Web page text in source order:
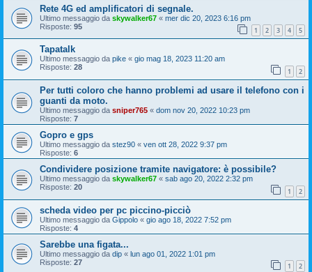
Rete 4G ed amplificatori di segnale.
Ultimo messaggio da skywalker67 « mer dic 20, 2023 6:16 pm
Risposte: 95 1 2 3 4 5
Tapatalk
Ultimo messaggio da pike « gio mag 18, 2023 11:20 am
Risposte: 28 1 2
Per tutti coloro che hanno problemi ad usare il telefono con i
guanti da moto.
Ultimo messaggio da sniper765 « dom nov 20, 2022 10:23 pm
Risposte: 7
Gopro e gps
Ultimo messaggio da stez90 « ven ott 28, 2022 9:37 pm
Risposte: 6
Condividere posizione tramite navigatore: è possibile?
Ultimo messaggio da skywalker67 « sab ago 20, 2022 2:32 pm
Risposte: 20 1 2
scheda video per pc piccino-picciò
Ultimo messaggio da Gippolo « gio ago 18, 2022 7:52 pm
Risposte: 4
Sarebbe una figata...
Ultimo messaggio da dip « lun ago 01, 2022 1:01 pm
Risposte: 27 1 2